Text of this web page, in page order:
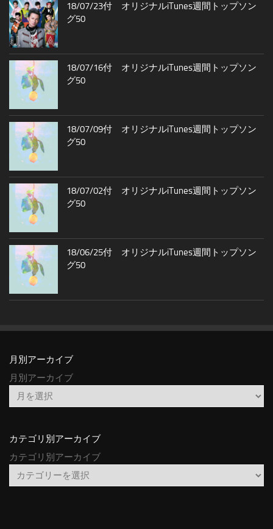
18/07/23付 オリジナルiTunes週間トップソン
グ50
18/07/16付 オリジナルiTunes週間トップソン
グ50
18/07/09付 オリジナルiTunes週間トップソン
グ50
18/07/02付 オリジナルiTunes週間トップソン
グ50
18/06/25付 オリジナルiTunes週間トップソン
グ50
月別アーカイブ
月別アーカイブ
カテゴリ別アーカイブ
カテゴリ別アーカイブ